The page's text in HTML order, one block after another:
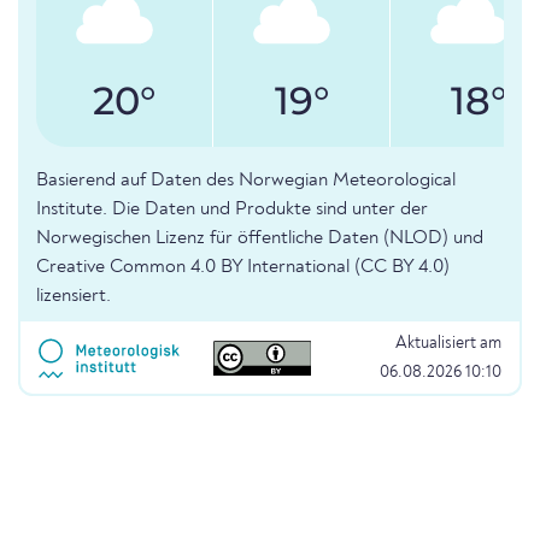
20° 19° 18°
Basierend auf Daten des Norwegian Meteorological
Institute. Die Daten und Produkte sind unter der
Norwegischen Lizenz für öffentliche Daten (NLOD) und
Creative Common 4.0 BY International (CC BY 4.0)
lizensiert.
Aktualisiert am
06.08.2026 10:10